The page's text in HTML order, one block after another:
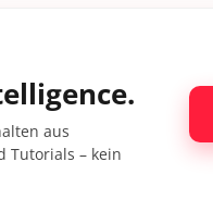
aus
Tutorials – kein